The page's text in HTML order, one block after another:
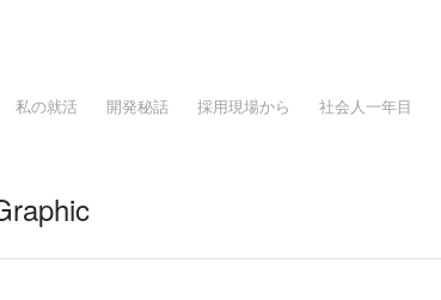
私の就活 開発秘話 採用現場から 社会人一年目